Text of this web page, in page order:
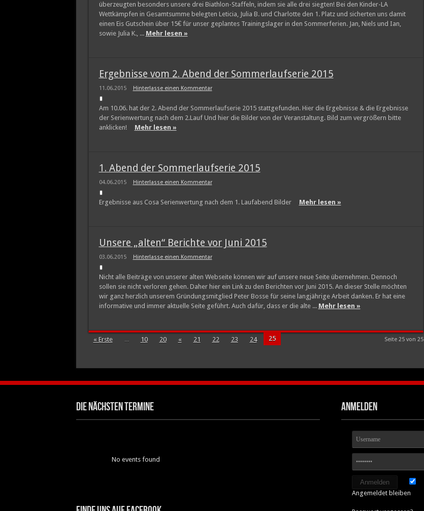
überzeugten besonders unsere drei Biathlon-Staffeln, indem sie alle drei siegten! Bei den Kinder-LA
Wettkämpfen in Gesamtsumme belegten Leticia, Julia B. und Charlotte den 1. Platz und sicherten uns damit
einen Eis Gutschein über 15€ für unser geplantes Trainingslager in den Sommerferien. Jan, Niels und Ian,
sowie Julia K., ... Mehr lesen »
Ergebnisse vom 2. Abend der Sommerlaufserie 2015
11.06.2015 Hinterlasse einen Kommentar
Am 10.06. hat der 2. Abend der Sommerlaufserie 2015 stattgefunden. Hier die Ergebnisse & die Ergebnisse
der Serienwertung nach dem 2.Lauf Und hier die Bilder von der Veranstaltung. Bild zum vergrößern bitte
anklicken! Mehr lesen »
1. Abend der Sommerlaufserie 2015
04.06.2015 Hinterlasse einen Kommentar
Ergebnisse aus Cosa Serienwertung nach dem 1. Laufabend Bilder Mehr lesen »
Unsere „alten“ Berichte vor Juni 2015
03.06.2015 Hinterlasse einen Kommentar
Nicht alle Beiträge von unserer alten Webseite können wir auf unsere neue Seite übernehmen. Dennoch
sollen sie nicht verloren gehen. Daher hier ein Link zu den Berichten vor Juni 2015. An dieser Stelle möchten
wir ganz herzlich unserem Gründungsmitglied Peter Bosse für seine langjährige Arbeit danken. Er hat eine
informative und immer aktuelle Seite geführt. Auch dafür, dass er die alte ... Mehr lesen »
Seite 25 von 25
« Erste ... 10 20 « 21 22 23 24 25
Die nächsten Termine
No events found
Anmelden
Angemeldet bleiben